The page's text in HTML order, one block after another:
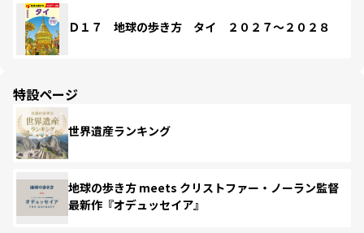
Ｄ１７ 地球の歩き方 タイ ２０２７～２０２８
特設ページ
世界遺産ランキング
地球の歩き方 meets クリストファー・ノーラン監督
最新作『オデュッセイア』